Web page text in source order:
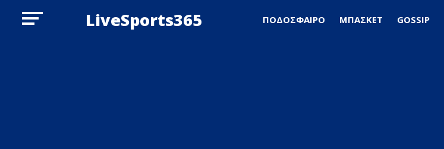
LiveSports365 ΠΟΔΟΣΦΑΙΡΟ ΜΠΑΣΚΕΤ GOSSIP